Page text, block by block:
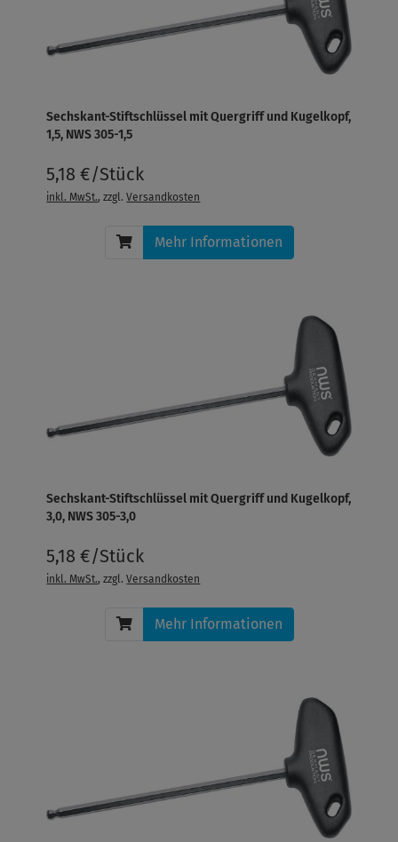
Sechskant-Stiftschlüssel mit Quergriff und Kugelkopf,
1,5, NWS 305-1,5
5,18 €/Stück
inkl. MwSt., zzgl.Versandkosten
Mehr Informationen
Sechskant-Stiftschlüssel mit Quergriff und Kugelkopf,
3,0, NWS 305-3,0
5,18 €/Stück
inkl. MwSt., zzgl.Versandkosten
Mehr Informationen